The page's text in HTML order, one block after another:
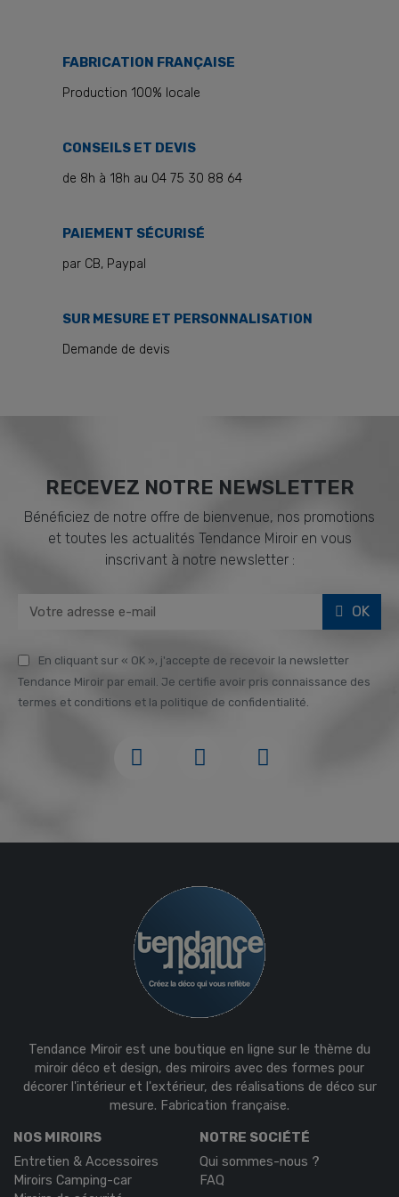
FABRICATION FRANÇAISE
Production 100% locale
CONSEILS ET DEVIS
de 8h à 18h au 04 75 30 88 64
PAIEMENT SÉCURISÉ
par CB, Paypal
SUR MESURE ET PERSONNALISATION
Demande de devis
RECEVEZ NOTRE NEWSLETTER
Bénéficiez de notre offre de bienvenue, nos promotions
et toutes les actualités Tendance Miroir en vous
inscrivant à notre newsletter :
OK
En cliquant sur « OK », j'accepte de recevoir la newsletter
Tendance Miroir par email. Je certifie avoir pris connaissance des
termes et conditions et la politique de confidentialité.
Tendance Miroir est une boutique en ligne sur le thème du
miroir déco et design, des miroirs avec des formes pour
décorer l'intérieur et l'extérieur, des réalisations de déco sur
mesure. Fabrication française.
NOS MIROIRS
Entretien & Accessoires
Miroirs Camping-car
NOTRE SOCIÉTÉ
Qui sommes-nous ?
FAQ